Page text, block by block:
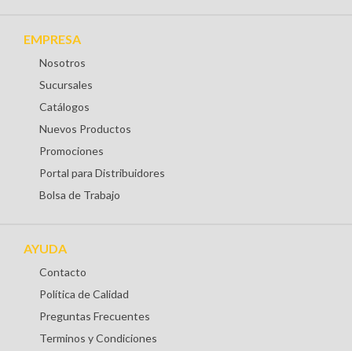
EMPRESA
Nosotros
Sucursales
Catálogos
Nuevos Productos
Promociones
Portal para Distribuidores
Bolsa de Trabajo
AYUDA
Contacto
Política de Calidad
Preguntas Frecuentes
Terminos y Condiciones